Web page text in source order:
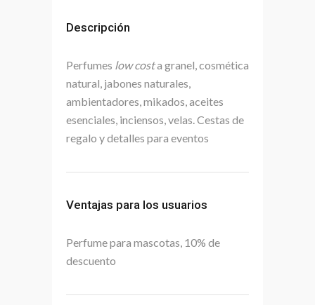
Descripción
Perfumes low costa granel, cosmética
natural, jabones naturales,
ambientadores, mikados, aceites
esenciales, inciensos, velas. Cestas de
regalo y detalles para eventos
Ventajas para los usuarios
Perfume para mascotas, 10% de
descuento